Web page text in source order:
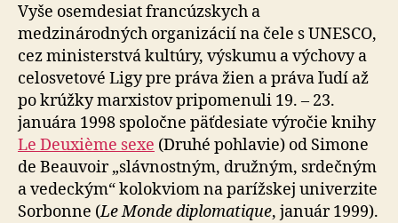
sa
stáva“
Vyše osemdesiat francúzskych a
medzinárodných or­ga­ni­zá­cií na čele s UNESCO,
cez ministerstvá kultúry, výskumu a výchovy a
celosvetové Ligy pre práva žien a práva ľudí až
po krúžky marxistov pripomenuli 19. – 23.
januára 1998 spoločne päťdesiate výročie knihy
Le Deuxième sexe (Druhé pohlavie) od Simone
de Beauvoir „slávnostným, družným, srdečným
a vedeckým“ kolokviom na parížskej univerzite
Sorbonne (Le Monde diplomatique, január 1999).